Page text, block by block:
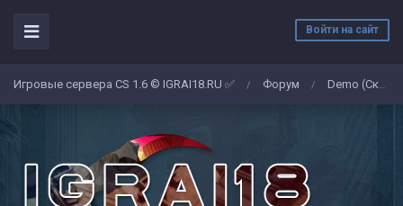
Войти на сайт
Игровые сервера CS 1.6 © IGRAI18.RU ✅ / Форум / Demo (Скриншоты)